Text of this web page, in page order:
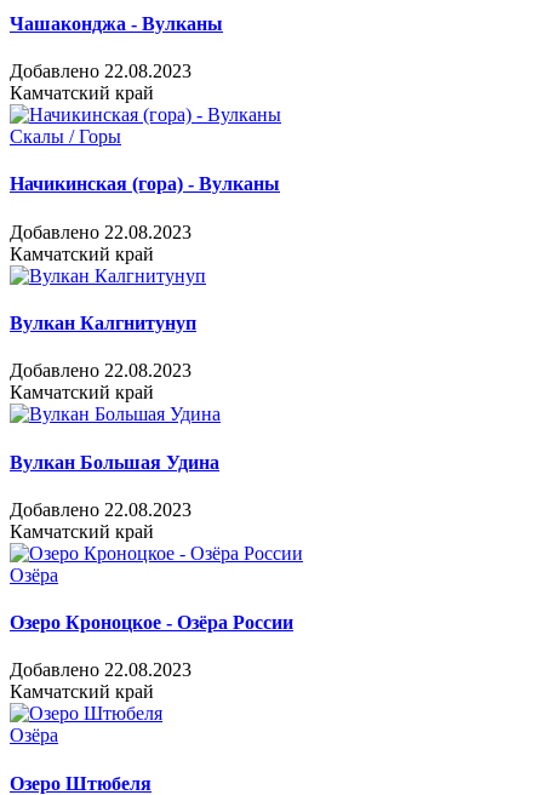
Чашаконджа - Вулканы
Добавлено 22.08.2023
Камчатский край
Скалы / Горы
Начикинская (гора) - Вулканы
Добавлено 22.08.2023
Камчатский край
Вулкан Калгнитунуп
Добавлено 22.08.2023
Камчатский край
Вулкан Большая Удина
Добавлено 22.08.2023
Камчатский край
Озёра
Озеро Кроноцкое - Озёра России
Добавлено 22.08.2023
Камчатский край
Озёра
Озеро Штюбеля